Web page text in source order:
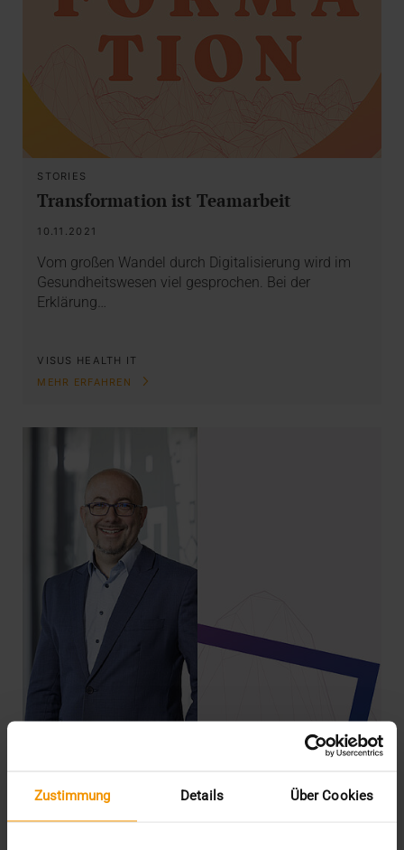
Zustimmung Details Über Cookies
STORIES
Transformation ist Teamarbeit
10.11.2021
Vom großen Wandel durch Digitalisierung wird im
Gesundheitswesen viel gesprochen. Bei der
Erklärung…
VISUS HEALTH IT
MEHR ERFAHREN
NEWS
Kompetenzen bündeln zwischen Ruhr